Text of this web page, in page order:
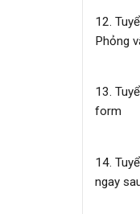
12.
Phỏng
13.
form
14.
ngay